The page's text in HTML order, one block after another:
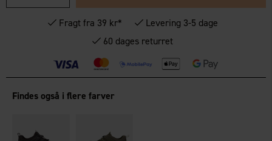
Fragt fra 39 kr*
Levering 3-5 dage
60 dages returret
Findes også i flere farver